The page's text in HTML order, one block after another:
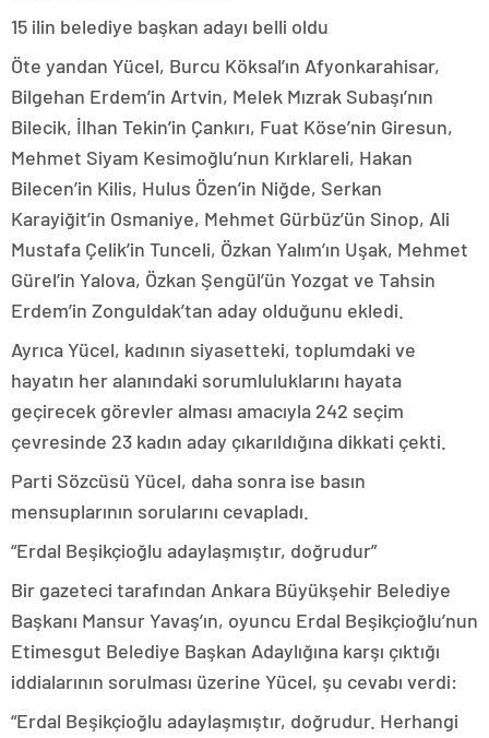
15 ilin belediye başkan adayı belli oldu
Öte yandan Yücel, Burcu Köksal’ın Afyonkarahisar,
Bilgehan Erdem’in Artvin, Melek Mızrak Subaşı’nın
Bilecik, İlhan Tekin’in Çankırı, Fuat Köse’nin Giresun,
Mehmet Siyam Kesimoğlu’nun Kırklareli, Hakan
Bilecen’in Kilis, Hulus Özen’in Niğde, Serkan
Karayiğit’in Osmaniye, Mehmet Gürbüz’ün Sinop, Ali
Mustafa Çelik’in Tunceli, Özkan Yalım’ın Uşak, Mehmet
Gürel’in Yalova, Özkan Şengül’ün Yozgat ve Tahsin
Erdem’in Zonguldak’tan aday olduğunu ekledi.
Ayrıca Yücel, kadının siyasetteki, toplumdaki ve
hayatın her alanındaki sorumluluklarını hayata
geçirecek görevler alması amacıyla 242 seçim
çevresinde 23 kadın aday çıkarıldığına dikkati çekti.
Parti Sözcüsü Yücel, daha sonra ise basın
mensuplarının sorularını cevapladı.
“Erdal Beşikçioğlu adaylaşmıştır, doğrudur”
Bir gazeteci tarafından Ankara Büyükşehir Belediye
Başkanı Mansur Yavaş’ın, oyuncu Erdal Beşikçioğlu’nun
Etimesgut Belediye Başkan Adaylığına karşı çıktığı
iddialarının sorulması üzerine Yücel, şu cevabı verdi:
“Erdal Beşikçioğlu adaylaşmıştır, doğrudur. Herhangi